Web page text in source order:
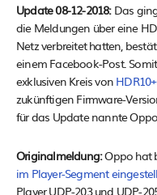
Update 08-12-2018:Das
die Meldungen über eine
Netz verbreitet hatten,
einem Facebook-Post.
exklusiven Kreis von
zukünftigen Firmware-
für das Update nannte
Originalmeldung:Oppo hat
im Player-Segment
Player UDP-203 und UDP-